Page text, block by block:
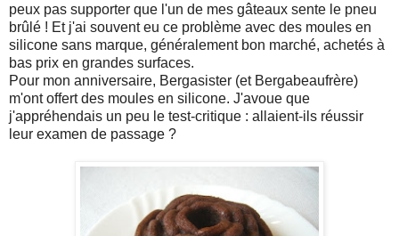
peux pas supporter que l'un de mes gâteaux sente le pneu
brûlé ! Et j'ai souvent eu ce problème avec des moules en
silicone sans marque, généralement bon marché, achetés à
bas prix en grandes surfaces.
Pour mon anniversaire, Bergasister (et Bergabeaufrère)
m'ont offert des moules en silicone. J'avoue que
j'appréhendais un peu le test-critique : allaient-ils réussir
leur examen de passage ?